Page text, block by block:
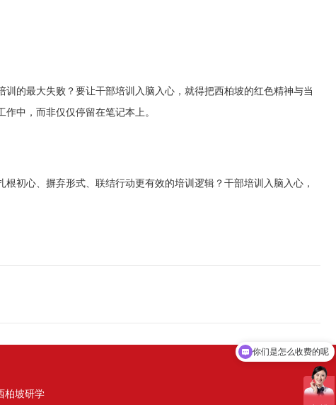
的最大失败？要让干部培训入脑入心，就得把西柏坡的红色精神与当
中，而非仅仅停留在笔记本上。
初心、摒弃形式、联结行动更有效的培训逻辑？干部培训入脑入心，
柏坡研学
现在有优惠活动吗